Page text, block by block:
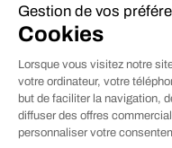
Gestion de vos
Cookies
Lorsque vous visitez notre
votre ordinateur, votre
but de faciliter la navigation,
diffuser des offres
personnaliser votre
MUI
Dès l’arrivée sur le site,
plein écran avec les
photo de plus de 25
les plats fumants, les
cuisine. Les